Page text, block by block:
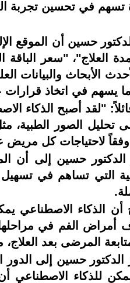
تسهم في تحسين تجربة
حسين أن الموقع
العلاج"، "سعر الباقة
الأبحاث والبيانات
يسهم في اتخاذ
"لقد أصبح الذكاء
تحليل الصور الطبية،
وفقاً لاحتياجات كل
الدكتور حسين إلى أن
التي تساهم في
أن الذكاء الاصطناعي
أمراض الفم في
المرضى بعد
الدكتور حسين إلى الدور
للذكاء الاصطناعي أن